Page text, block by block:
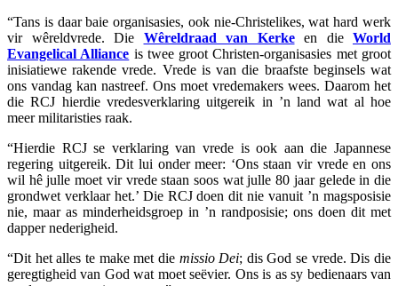
“Tans is daar baie organisasies, ook nie-Christelikes, wat hard werk
vir wêreldvrede. Die Wêreldraad van Kerkeen die World
Evangelical Alliance is twee groot Christen-organisasies met groot
inisiatiewe rakende vrede. Vrede is van die braafste beginsels wat
ons vandag kan nastreef. Ons moet vredemakers wees. Daarom het
die RCJ hierdie vredesverklaring uitgereik in ’n land wat al hoe
meer militaristies raak.
“Hierdie RCJ se verklaring van vrede is ook aan die Japannese
regering uitgereik. Dit lui onder meer: ‘Ons staan vir vrede en ons
wil hê julle moet vir vrede staan soos wat julle 80 jaar gelede in die
grondwet verklaar het.’ Die RCJ doen dit nie vanuit ’n magsposisie
nie, maar as minderheidsgroep in ’n randposisie; ons doen dit met
dapper nederigheid.
“Dit het alles te make met die missio Dei; dis God se vrede. Dis die
geregtigheid van God wat moet seëvier. Ons is as sy bedienaars van